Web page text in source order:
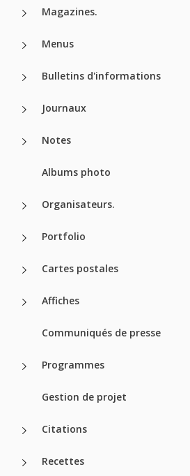
Magazines.
Menus
Bulletins d'informations
Journaux
Notes
Albums photo
Organisateurs.
Portfolio
Cartes postales
Affiches
Communiqués de presse
Programmes
Gestion de projet
Citations
Recettes